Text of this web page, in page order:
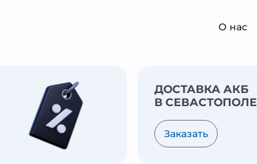
О нас
ДОСТАВКА АКБ
В СЕВАСТОПОЛЕ
Заказать